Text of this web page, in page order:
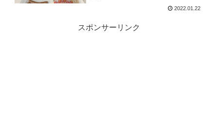
2022.01.22
スポンサーリンク